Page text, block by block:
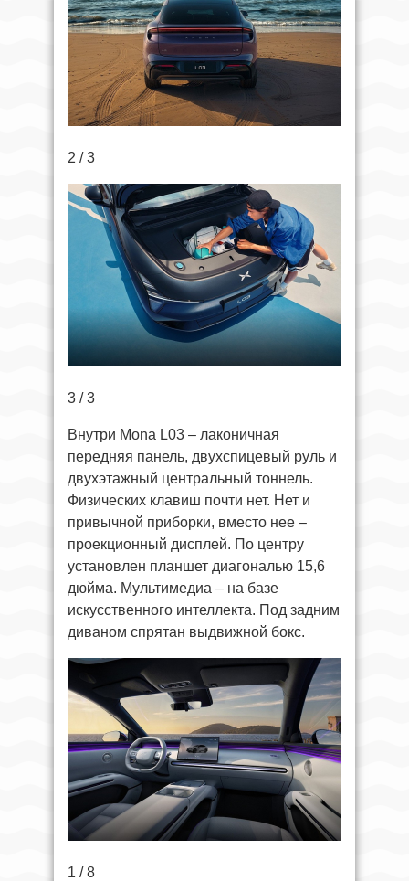
2 / 3
3 / 3
Внутри Mona L03 – лаконичная
передняя панель, двухспицевый руль и
двухэтажный центральный тоннель.
Физических клавиш почти нет. Нет и
привычной приборки, вместо нее –
проекционный дисплей. По центру
установлен планшет диагональю 15,6
дюйма. Мультимедиа – на базе
искусственного интеллекта. Под задним
диваном спрятан выдвижной бокс.
1 / 8